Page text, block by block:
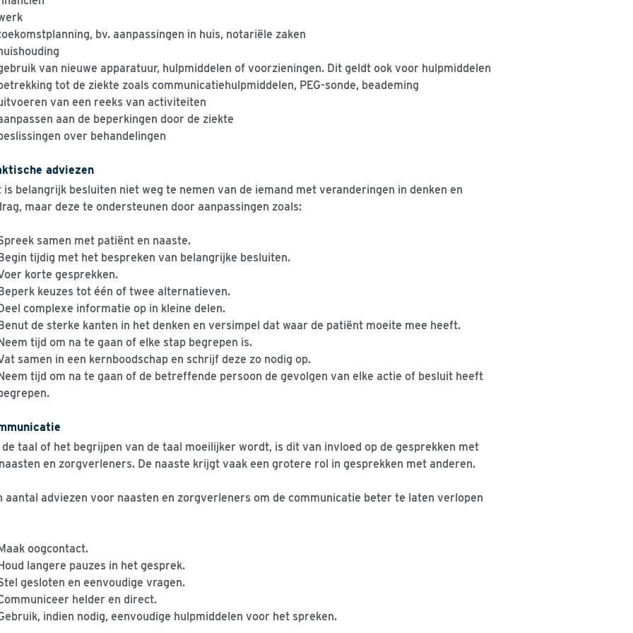
bv. aanpassingen in huis, notariële zaken
van nieuwe apparatuur, hulpmiddelen of voorzieningen. Dit geldt ook voor hulpmiddelen
tot de ziekte zoals communicatiehulpmiddelen, PEG-sonde, beademing
van een reeks van activiteiten
aan de beperkingen door de ziekte
over behandelingen
adviezen
is belangrijk besluiten niet weg te nemen van de iemand met veranderingen in denken en
maar deze te ondersteunen door aanpassingen zoals:
samen met patiënt en naaste.
tijdig met het bespreken van belangrijke besluiten.
korte gesprekken.
keuzes tot één of twee alternatieven.
complexe informatie op in kleine delen.
de sterke kanten in het denken en versimpel dat waar de patiënt moeite mee heeft.
tijd om na te gaan of elke stap begrepen is.
samen in een kernboodschap en schrijf deze zo nodig op.
tijd om na te gaan of de betreffende persoon de gevolgen van elke actie of besluit heeft
de taal of het begrijpen van de taal moeilijker wordt, is dit van invloed op de gesprekken met
en zorgverleners. De naaste krijgt vaak een grotere rol in gesprekken met anderen.
aantal adviezen voor naasten en zorgverleners om de communicatie beter te laten verlopen
oogcontact.
langere pauzes in het gesprek.
gesloten en eenvoudige vragen.
helder en direct.
indien nodig, eenvoudige hulpmiddelen voor het spreken.